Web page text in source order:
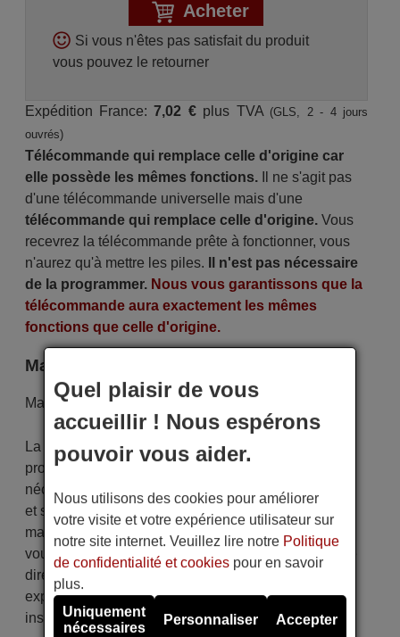
Acheter
Si vous n'êtes pas satisfait du produit
vous pouvez le retourner
Expédition France:7,02 €plus TVA (GLS, 2 - 4 jours
ouvrés)
Télécommande qui remplace celle d'origine car
elle possède les mêmes fonctions.Il ne s'agit pas
d'une télécommande universelle mais d'une
télécommande qui remplace celle d'origine.Vous
recevrez la télécommande prête à fonctionner, vous
n'aurez qu'à mettre les piles.
Il n'est pas nécessaire
de la programmer. Nous vous garantissons que la
télécommande aura exactement les mêmes
fonctions que celle d'origine.
Marque
Marque: PX
La télécommande est soigneusement expédiée
protégée dans un emballage spécial avec les piles
nécessaires (si demandées). L'expédition est rapide
et sécurisée, garantissant qu'elle arrive entre vos
mains dans le délai de livraison indiqué. De plus,
vous recevrez la commodité de recevoir votre facture
directement par courrier électronique. Votre
expérience d'achat sera impeccable dès le premier
instant !
Quel plaisir de vous
accueillir ! Nous espérons
pouvoir vous aider.
Nous utilisons des cookies pour améliorer
votre visite et votre expérience utilisateur sur
notre site internet. Veuillez lire notre Politique
de confidentialité et cookies pour en savoir
plus.
Uniquement
nécessaires
Personnaliser Accepter